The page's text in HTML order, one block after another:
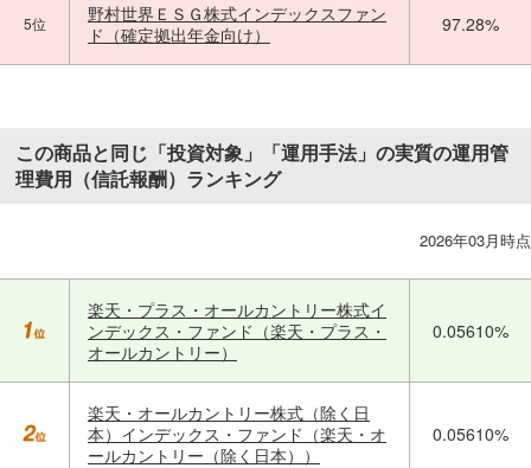
5位
野村世界ＥＳＧ株式インデックスファン
ド（確定拠出年金向け）
97.28%
この商品と同じ「投資対象」「運用手法」の実質の運用管
理費用（信託報酬）ランキング
2026年03月時点
楽天・プラス・オールカントリー株式イ
ンデックス・ファンド（楽天・プラス・
オールカントリー）
0.05610%
楽天・オールカントリー株式（除く日
本）インデックス・ファンド（楽天・オ
ールカントリー（除く日本））
0.05610%